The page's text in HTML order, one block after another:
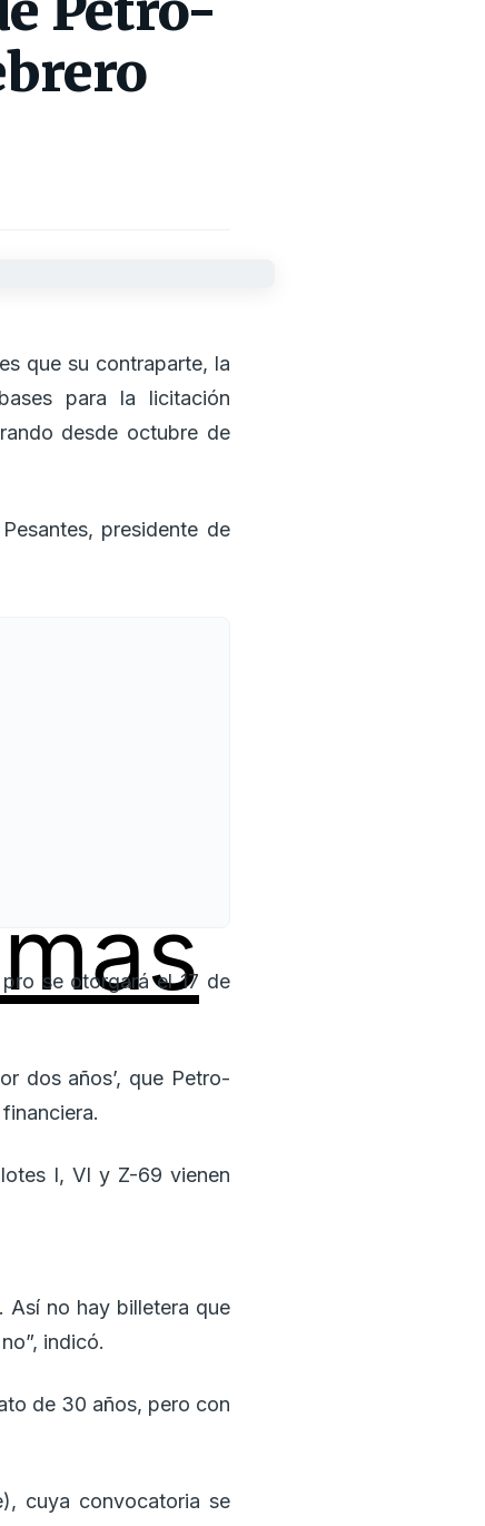
que su contraparte, la
para la licitación
desde octubre de
presidente de
se otorgará el 17 de
dos años’, que Petro-
I, VI y Z-69 vienen
Así no hay billetera que
indicó.
de 30 años, pero con
cuya convocatoria se